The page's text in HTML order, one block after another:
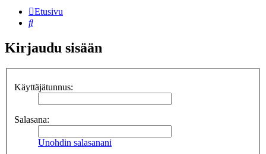
Etusivu
Etsi
Kirjaudu sisään
Käyttäjätunnus:
Salasana:
Unohdin salasanani